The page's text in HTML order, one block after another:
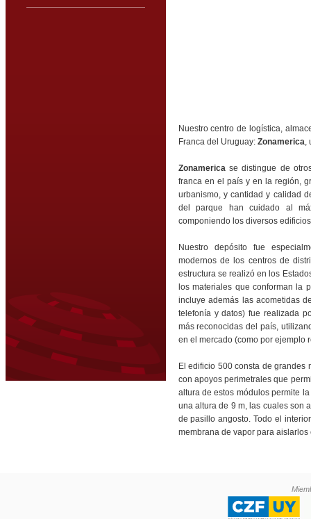
Nuestro centro de logística,
Franca del Uruguay: Zonamerica,
Zonamericase distingue de
franca en el país y en la región,
urbanismo, y cantidad y calidad
del parque han cuidado al
componiendo los diversos
Nuestro depósito fue
modernos de los centros de
estructura se realizó en los
los materiales que conforman la
incluye además las acometidas
telefonía y datos) fue realizada
más reconocidas del país,
en el mercado (como por ejemplo
El edificio 500 consta de grandes
con apoyos perimetrales que
altura de estos módulos permite
una altura de 9 m, las cuales son
de pasillo angosto. Todo el
membrana de vapor para